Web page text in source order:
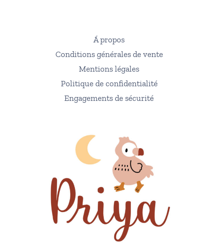
Á propos
Conditions générales de vente
Mentions légales
Politique de confidentialité
Engagements de sécurité